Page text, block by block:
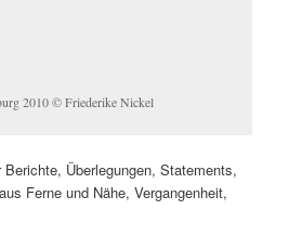
2010 © Friederike Nickel
Überlegungen, Statements,
Ferne und Nähe, Vergangenheit,